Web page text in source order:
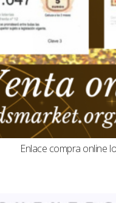
Enlace compra online